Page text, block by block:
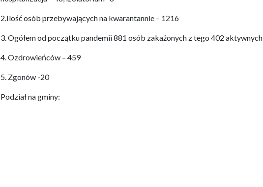
2.Ilość osób przebywających na kwarantannie – 1216
3. Ogółem od początku pandemii 881 osób zakażonych z tego 402 aktywnych
4. Ozdrowieńców – 459
5. Zgonów -20
Podział na gminy: